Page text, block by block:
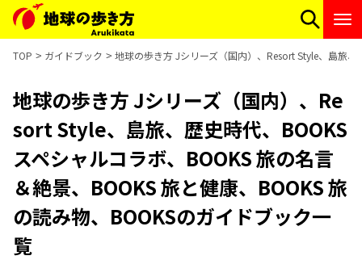
TOP ガイドブック 地球の歩き方 Jシリーズ（国内）、Resort Style、島旅
地球の歩き方 Jシリーズ（国内）、Re
sort Style、島旅、歴史時代、BOOKS
スペシャルコラボ、BOOKS 旅の名言
＆絶景、BOOKS 旅と健康、BOOKS 旅
の読み物、BOOKSのガイドブック一
覧